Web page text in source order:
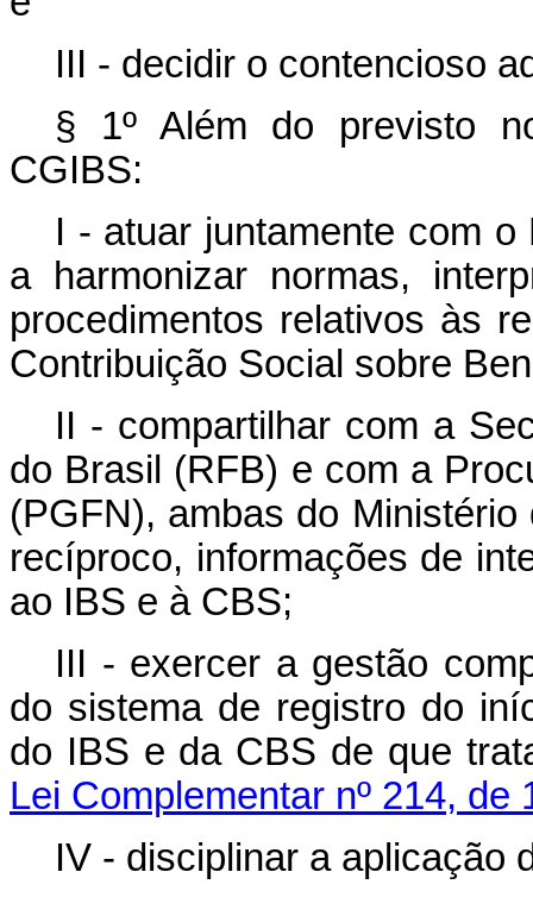
III - decidir o contencioso
§ 1º Além do previsto
CGIBS:
I - atuar juntamente com
a harmonizar normas,
procedimentos relativos às
Contribuição Social sobre
II - compartilhar com a
do Brasil (RFB) e com a
(PGFN), ambas do
recíproco, informações de
ao IBS e à CBS;
III - exercer a gestão
do sistema de registro do
do IBS e da CBS de que
Lei Complementar nº 214, de
IV - disciplinar a aplicação